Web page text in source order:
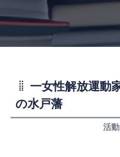
一女性解放運動
の水戸藩
活